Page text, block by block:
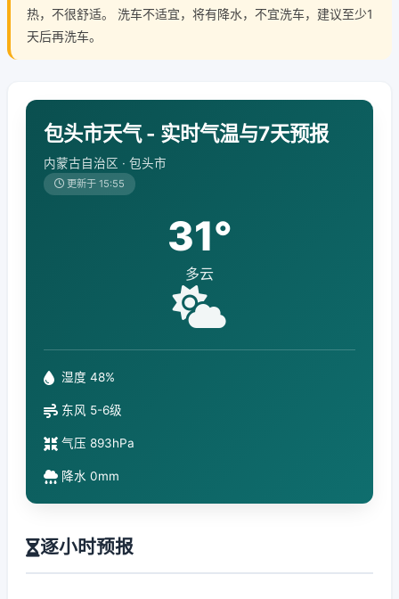
热，不很舒适。 洗车不适宜，将有降水，不宜洗车，建议至少1
天后再洗车。
包头市天气 - 实时气温与7天预报
内蒙古自治区 · 包头市
更新于 15:55
31°
多云
湿度 48%
东风 5-6级
气压 893hPa
降水 0mm
逐小时预报